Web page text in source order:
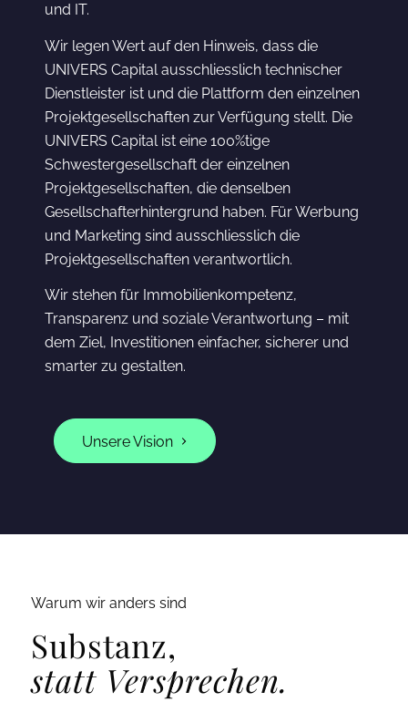
und IT.
Wir legen Wert auf den Hinweis, dass die
UNIVERS Capital ausschliesslich technischer
Dienstleister ist und die Plattform den einzelnen
Projektgesellschaften zur Verfügung stellt. Die
UNIVERS Capital ist eine 100%tige
Schwestergesellschaft der einzelnen
Projektgesellschaften, die denselben
Gesellschafterhintergrund haben. Für Werbung
und Marketing sind ausschliesslich die
Projektgesellschaften verantwortlich.
Wir stehen für Immobilienkompetenz,
Transparenz und soziale Verantwortung – mit
dem Ziel, Investitionen einfacher, sicherer und
smarter zu gestalten.
Unsere Vision
Warum wir anders sind
Substanz,
statt Versprechen.